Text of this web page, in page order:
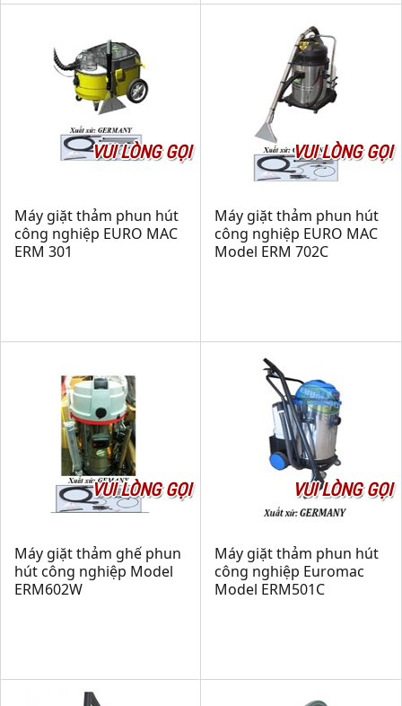
VUI LÒNG GỌI
Máy giặt thảm phun hút
công nghiệp EURO MAC
ERM 301
VUI LÒNG GỌI
Máy giặt thảm phun hút
công nghiệp EURO MAC
Model ERM 702C
VUI LÒNG GỌI
Máy giặt thảm ghế phun
hút công nghiệp Model
ERM602W
VUI LÒNG GỌI
Máy giặt thảm phun hút
công nghiệp Euromac
Model ERM501C